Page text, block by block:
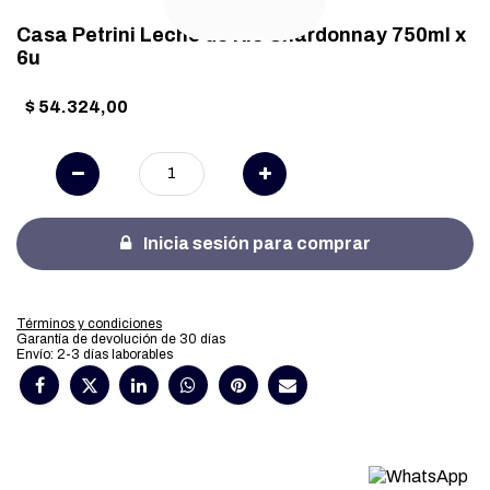
Casa Petrini Lecho de Rio Chardonnay 750ml x
6u
$ 54.324,00
Inicia sesión para comprar
Términos y condiciones
Garantía de devolución de 30 días
Envío: 2-3 días laborables